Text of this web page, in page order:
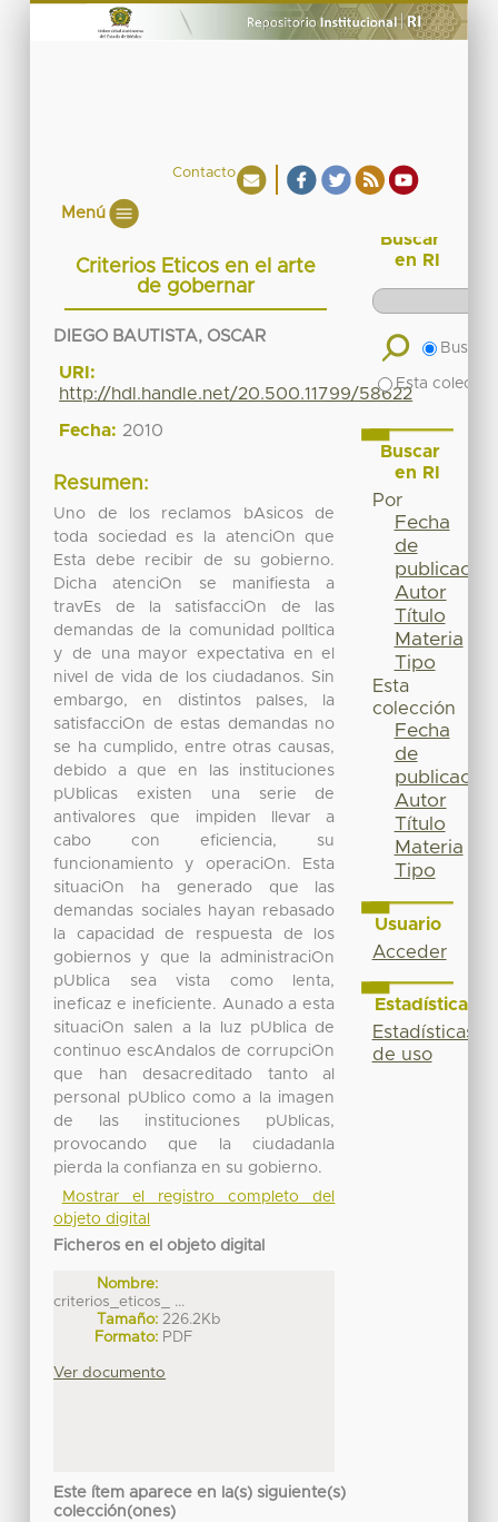
Contacto
Menú
Criterios Eticos en el arte
de gobernar
DIEGO BAUTISTA, OSCAR
URI:
http://hdl.handle.net/20.500.11799/58622
Fecha: 2010
Resumen:
Uno de los reclamos bAsicos de
toda sociedad es la atenciOn que
Esta debe recibir de su gobierno.
Dicha atenciOn se manifiesta a
travEs de la satisfacciOn de las
demandas de la comunidad polItica
y de una mayor expectativa en el
nivel de vida de los ciudadanos. Sin
embargo, en distintos paIses, la
satisfacciOn de estas demandas no
se ha cumplido, entre otras causas,
debido a que en las instituciones
pUblicas existen una serie de
antivalores que impiden llevar a
cabo con eficiencia, su
funcionamiento y operaciOn. Esta
situaciOn ha generado que las
demandas sociales hayan rebasado
la capacidad de respuesta de los
gobiernos y que la administraciOn
pUblica sea vista como lenta,
ineficaz e ineficiente. Aunado a esta
situaciOn salen a la luz pUblica de
continuo escAndalos de corrupciOn
que han desacreditado tanto al
personal pUblico como a la imagen
de las instituciones pUblicas,
provocando que la ciudadanIa
pierda la confianza en su gobierno.
Mostrar el registro completo del
objeto digital
Ficheros en el objeto digital
Nombre:
criterios_eticos_ ...
Tamaño: 226.2Kb
Formato: PDF
Ver documento
Este ítem aparece en la(s) siguiente(s)
colección(ones)
Buscar
en RI
Buscar
Esta
Buscar
en RI
Por
Fecha
de
publicación
Autor
Título
Materia
Tipo
Esta
colección
Fecha
de
publicación
Autor
Título
Materia
Tipo
Usuario
Acceder
Estadísticas
Estadísticas
de uso